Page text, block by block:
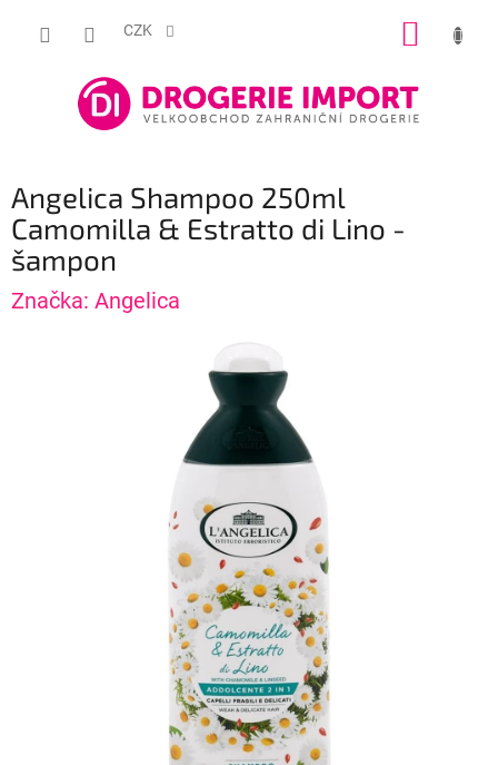
CZK
Angelica Shampoo 250ml
Camomilla & Estratto di Lino -
šampon
Značka: Angelica